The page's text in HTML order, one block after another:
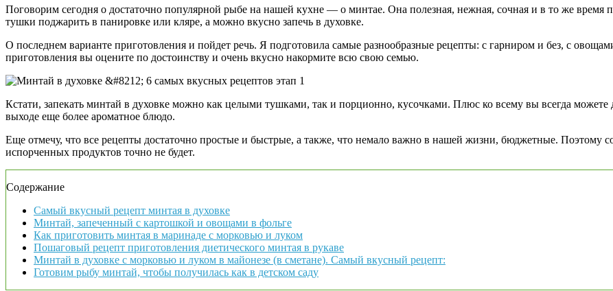
Поговорим сегодня о достаточно популярной рыбе на нашей кухне — о минтае. Она полезная, нежная, сочная и в то же
тушки поджарить в панировке или кляре, а можно вкусно запечь в духовке.
О последнем варианте приготовления и пойдет речь. Я подготовила самые разнообразные рецепты: с гарниром и без, с
приготовления вы оцените по достоинству и очень вкусно накормите всю свою семью.
Кстати, запекать минтай в духовке можно как целыми тушками, так и порционно, кусочками. Плюс ко всему вы всегда
выходе еще более ароматное блюдо.
Еще отмечу, что все рецепты достаточно простые и быстрые, а также, что немало важно в нашей жизни, бюджетные. Поэтому
испорченных продуктов точно не будет.
Содержание
Самый вкусный рецепт минтая в духовке
Минтай, запеченный с картошкой и овощами в фольге
Как приготовить минтая в маринаде с морковью и луком
Пошаговый рецепт приготовления диетического минтая в рукаве
Минтай в духовке с морковью и луком в майонезе (в сметане). Самый вкусный рецепт:
Готовим рыбу минтай, чтобы получилась как в детском саду